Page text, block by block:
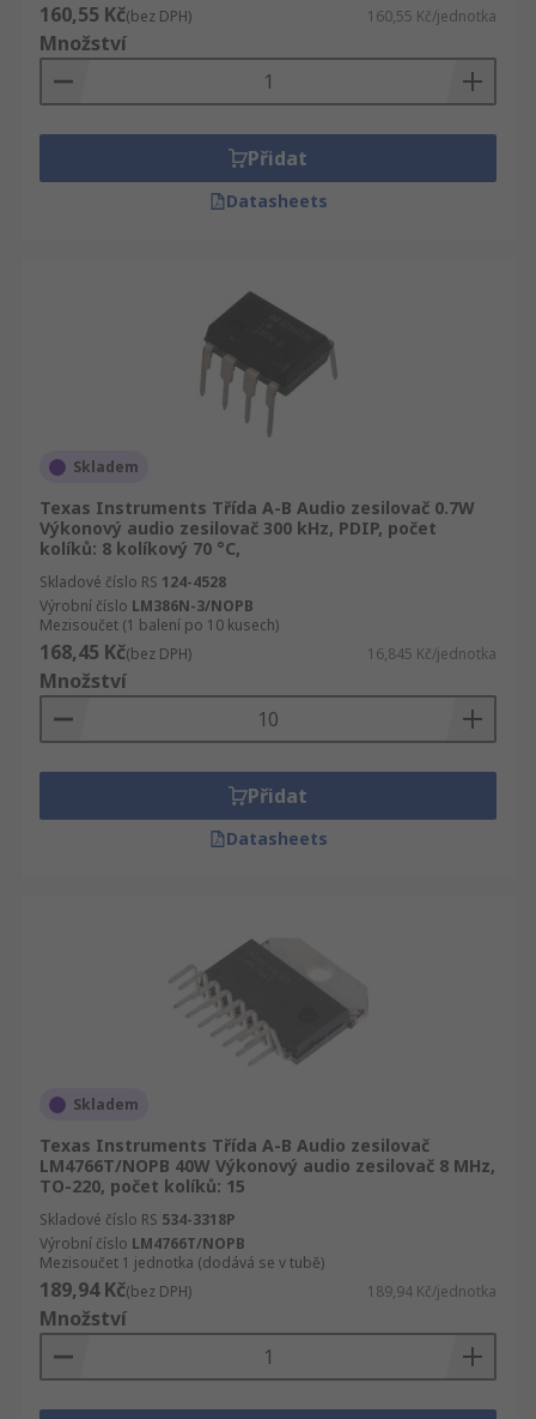
160,55 Kč(bez DPH) 160,55 Kč/jednotka
Množství
Přidat
Datasheets
Skladem
Texas Instruments Třída A-B Audio zesilovač 0.7W
Výkonový audio zesilovač 300 kHz, PDIP, počet
kolíků: 8 kolíkový 70 °C,
Skladové číslo RS 124-4528
Výrobní číslo LM386N-3/NOPB
Mezisoučet (1 balení po 10 kusech)
168,45 Kč(bez DPH) 16,845 Kč/jednotka
Množství
Přidat
Datasheets
Skladem
Texas Instruments Třída A-B Audio zesilovač
LM4766T/NOPB 40W Výkonový audio zesilovač 8 MHz,
TO-220, počet kolíků: 15
Skladové číslo RS 534-3318P
Výrobní číslo LM4766T/NOPB
Mezisoučet 1 jednotka (dodává se v tubě)
189,94 Kč(bez DPH) 189,94 Kč/jednotka
Množství